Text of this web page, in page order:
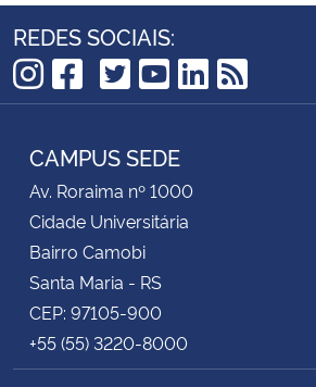
REDES SOCIAIS:
Instagram
Facebook
TikTok
Twitter
YouTube
LinkedIn
RSS
CAMPUS SEDE
Av. Roraima nº 1000
Cidade Universitária
Bairro Camobi
Santa Maria - RS
CEP: 97105-900
+55 (55) 3220-8000